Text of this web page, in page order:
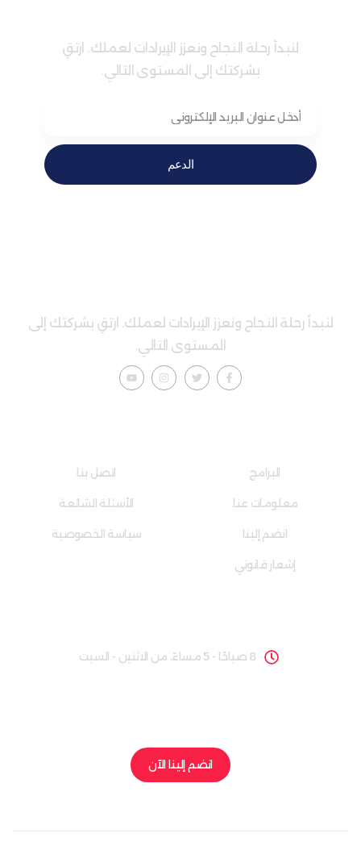
لنبدأ رحلة النجاح ونعزز الإيرادات لعملك. ارتقِ
بشركتك إلى المستوى التالي.
الدعم
لنبدأ رحلة النجاح ونعزز الإيرادات لعملك. ارتقِ بشركتك إلى
المستوى التالي.
البرامج
معلومات عنا.
انضم إلينا
إشعار قانوني
اتصل بنا
الأسئلة الشائعة
سياسة الخصوصية
8 صباحًا - 5 مساءً، من الاثنين - السبت
انضم إلينا الآن